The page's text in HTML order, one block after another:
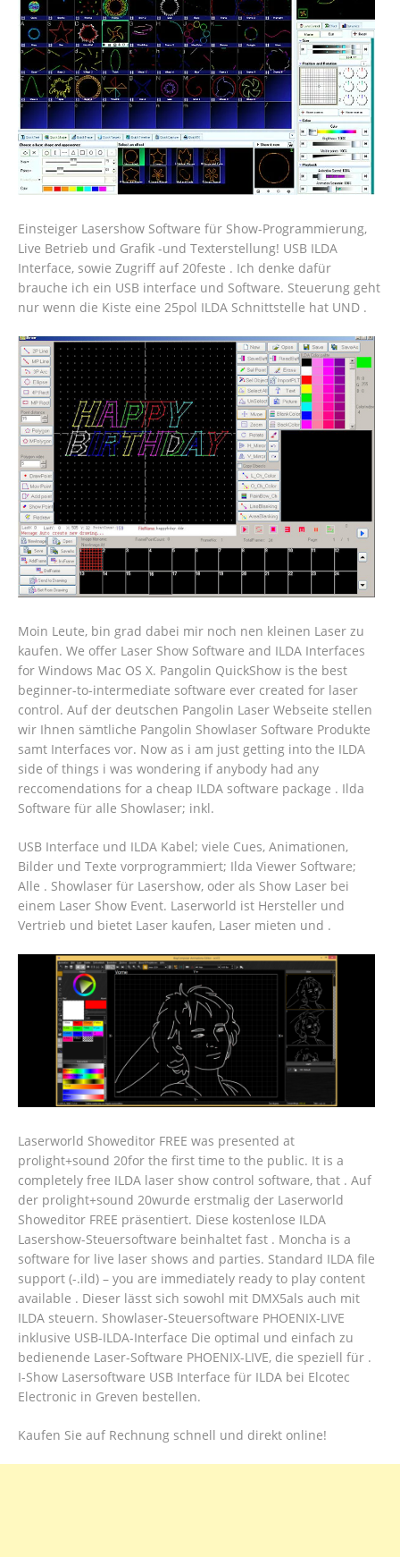
Einsteiger Lasershow Software für Show-Programmierung,
Live Betrieb und Grafik -und Texterstellung! USB ILDA
Interface, sowie Zugriff auf 20feste . Ich denke dafür
brauche ich ein USB interface und Software. Steuerung geht
nur wenn die Kiste eine 25pol ILDA Schnittstelle hat UND .
Moin Leute, bin grad dabei mir noch nen kleinen Laser zu
kaufen. We offer Laser Show Software and ILDA Interfaces
for Windows Mac OS X. Pangolin QuickShow is the best
beginner-to-intermediate software ever created for laser
control. Auf der deutschen Pangolin Laser Webseite stellen
wir Ihnen sämtliche Pangolin Showlaser Software Produkte
samt Interfaces vor. Now as i am just getting into the ILDA
side of things i was wondering if anybody had any
reccomendations for a cheap ILDA software package . Ilda
Software für alle Showlaser; inkl.
USB Interface und ILDA Kabel; viele Cues, Animationen,
Bilder und Texte vorprogrammiert; Ilda Viewer Software;
Alle . Showlaser für Lasershow, oder als Show Laser bei
einem Laser Show Event. Laserworld ist Hersteller und
Vertrieb und bietet Laser kaufen, Laser mieten und .
Laserworld Showeditor FREE was presented at
prolight+sound 20for the first time to the public. It is a
completely free ILDA laser show control software, that . Auf
der prolight+sound 20wurde erstmalig der Laserworld
Showeditor FREE präsentiert. Diese kostenlose ILDA
Lasershow-Steuersoftware beinhaltet fast . Moncha is a
software for live laser shows and parties. Standard ILDA file
support (-.ild) – you are immediately ready to play content
available . Dieser lässt sich sowohl mit DMX5als auch mit
ILDA steuern. Showlaser-Steuersoftware PHOENIX-LIVE
inklusive USB-ILDA-Interface Die optimal und einfach zu
bedienende Laser-Software PHOENIX-LIVE, die speziell für .
I-Show Lasersoftware USB Interface für ILDA bei Elcotec
Electronic in Greven bestellen.
Kaufen Sie auf Rechnung schnell und direkt online!